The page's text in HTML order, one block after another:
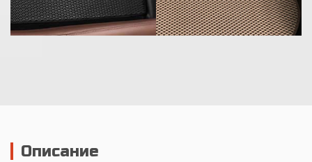
Описание